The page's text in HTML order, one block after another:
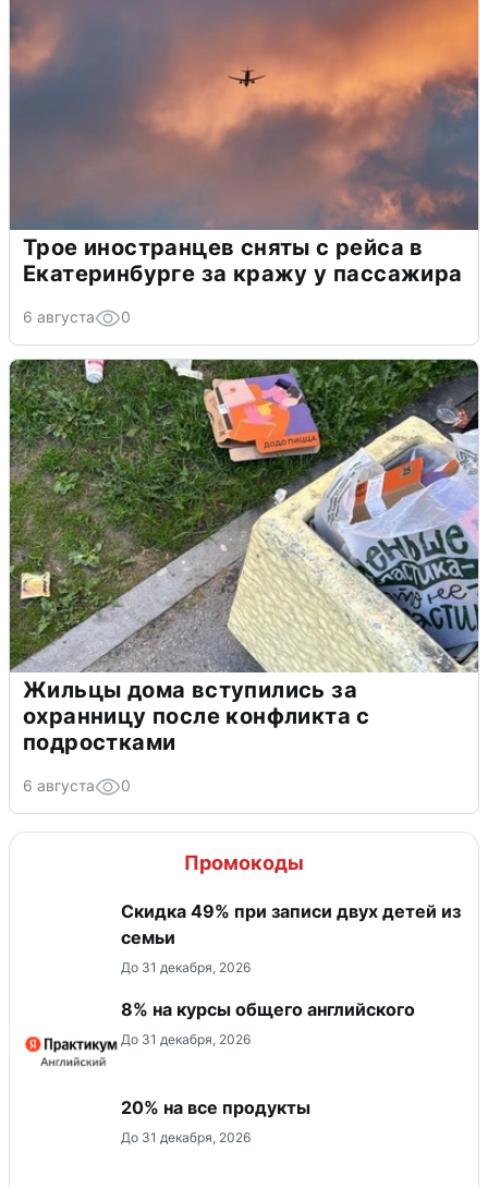
Трое иностранцев сняты с рейса в
Екатеринбурге за кражу у пассажира
6 августа 0
Жильцы дома вступились за
охранницу после конфликта с
подростками
6 августа 0
Промокоды
Скидка 49% при записи двух детей из
семьи
До 31 декабря, 2026
8% на курсы общего английского
До 31 декабря, 2026
20% на все продукты
До 31 декабря, 2026